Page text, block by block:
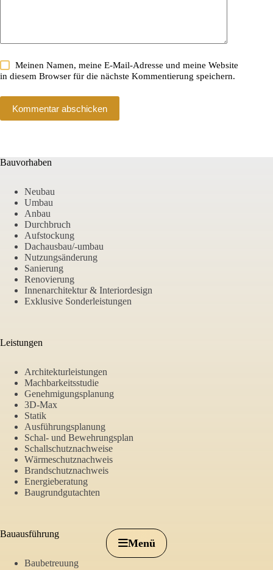
Bauvorhaben
Menü
Meinen Namen, meine E-Mail-Adresse und meine Website
in diesem Browser für die nächste Kommentierung speichern.
Kommentar abschicken
Bauvorhaben
Neubau
Umbau
Anbau
Durchbruch
Aufstockung
Dachausbau/-umbau
Nutzungsänderung
Sanierung
Renovierung
Innenarchitektur & Interiordesign
Exklusive Sonderleistungen
Leistungen
Architekturleistungen
Machbarkeitsstudie
Genehmigungsplanung
3D-Max
Statik
Ausführungsplanung
Schal- und Bewehrungsplan
Schallschutznachweise
Wärmeschutznachweis
Brandschutznachweis
Energieberatung
Baugrundgutachten
Bauausführung
Baubetreuung